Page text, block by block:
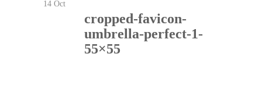
14 Oct
cropped-favicon-
umbrella-perfect-1-
55×55